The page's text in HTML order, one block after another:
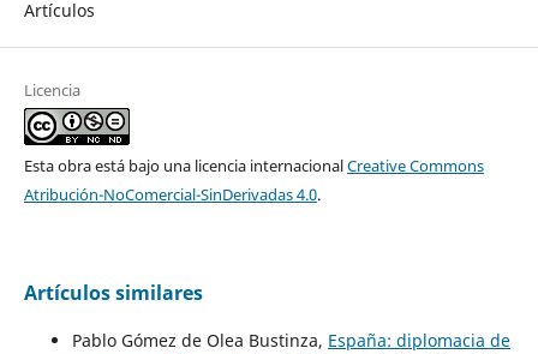
Artículos
Licencia
Esta obra está bajo una licencia internacionalCreative Commons
Atribución-NoComercial-SinDerivadas 4.0.
Artículos similares
Pablo Gómez de Olea Bustinza, España: diplomacia de